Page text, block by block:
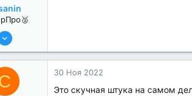
Июн 2022
1
30 Ноя 2022
Это скучная штука на самом